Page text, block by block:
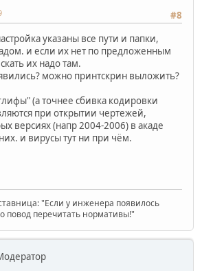
#8
указаны все пути и папки,
и если их нет по предложенным
их надо там.
можно принтскрин выложить?
(а точнее сбивка кодировки
при открытии чертежей,
версиях (напр 2004-2006) в акаде
и вирусы тут ни при чём.
"Если у инженера появилось
повод перечитать нормативы!"